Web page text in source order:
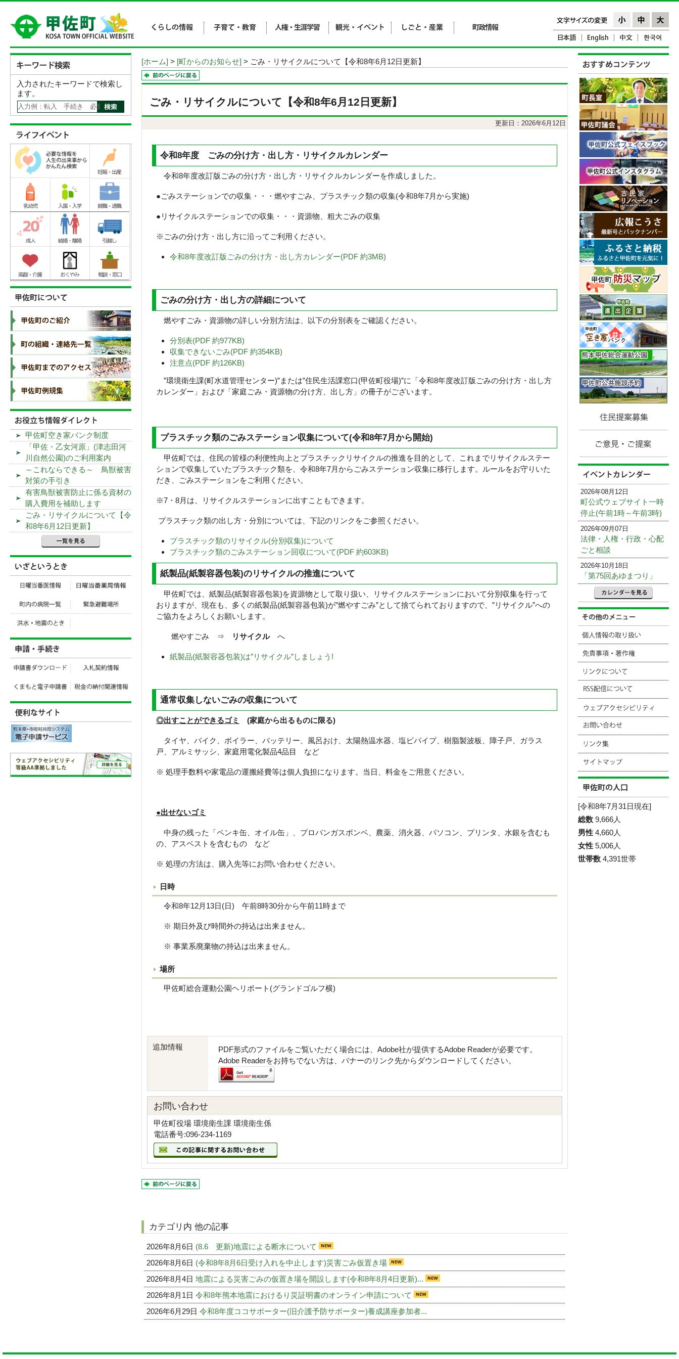
[ホーム] > [町からのお知らせ] > ごみ・リサイクルについて【令和8年6月12日更新】
ごみ・リサイクルについて【令和8年6月12日更新】
更新日：2026年6月12日
令和8年度 ごみの分け方・出し方・リサイクルカレンダー
令和8年度改訂版ごみの分け方・出し方・リサイクルカレンダーを作成しました。
●ごみステーションでの収集・・・燃やすごみ、プラスチック類の収集(令和8年7月から実施)
●リサイクルステーションでの収集・・・資源物、粗大ごみの収集
※ごみの分け方・出し方に沿ってご利用ください。
令和8年度改訂版ごみの分け方・出し方カレンダー(PDF 約3MB)
ごみの分け方・出し方の詳細について
燃やすごみ・資源物の詳しい分別方法は、以下の分別表をご確認ください。
分別表(PDF 約977KB)
収集できないごみ(PDF 約354KB)
注意点(PDF 約126KB)
”環境衛生課(町水道管理センター)”または”住民生活課窓口(甲佐町役場)”に「令和8年度改訂版ごみの分け方・出し方
カレンダー」および「家庭ごみ・資源物の分け方、出し方」の冊子がございます。
プラスチック類のごみステーション収集について(令和8年7月から開始)
甲佐町では、住民の皆様の利便性向上とプラスチックリサイクルの推進を目的として、これまでリサイクルステー
ションで収集していたプラスチック類を、令和8年7月からごみステーション収集に移行します。ルールをお守りいた
だき、ごみステーションをご利用ください。
※7・8月は、リサイクルステーションに出すこともできます。
プラスチック類の出し方・分別については、下記のリンクをご参照ください。
プラスチック類のリサイクル(分別収集)について
プラスチック類のごみステーション回収について(PDF 約603KB)
紙製品(紙製容器包装)のリサイクルの推進について
甲佐町では、紙製品(紙製容器包装)を資源物として取り扱い、リサイクルステーションにおいて分別収集を行って
おりますが、現在も、多くの紙製品(紙製容器包装)が”燃やすごみ”として捨てられておりますので、”リサイクル”への
ご協力をよろしくお願いします。
燃やすごみ ⇒ リサイクルへ
紙製品(紙製容器包装)は”リサイクル”しましょう!
通常収集しないごみの収集について
◎出すことができるゴミ (家庭から出るものに限る)
タイヤ、バイク、ボイラー、バッテリー、風呂おけ、太陽熱温水器、塩ビパイプ、樹脂製波板、障子戸、ガラス
戸、アルミサッシ、家庭用電化製品4品目 など
※ 処理手数料や家電品の運搬経費等は個人負担になります。当日、料金をご用意ください。
●出せないゴミ
中身の残った「ペンキ缶、オイル缶」、プロパンガスボンベ、農薬、消火器、パソコン、プリンタ、水銀を含むも
の、アスベストを含むもの など
※ 処理の方法は、購入先等にお問い合わせください。
日時
令和8年12月13日(日) 午前8時30分から午前11時まで
※ 期日外及び時間外の持込は出来ません。
※ 事業系廃棄物の持込は出来ません。
場所
甲佐町総合運動公園ヘリポート(グランドゴルフ横)
追加情報
PDF形式のファイルをご覧いただく場合には、Adobe社が提供するAdobe Readerが必要です。
Adobe Readerをお持ちでない方は、バナーのリンク先からダウンロードしてください。
お問い合わせ
甲佐町役場 環境衛生課 環境衛生係
電話番号:096-234-1169
カテゴリ内 他の記事
2026年8月6日 (8.6 更新)地震による断水について
2026年8月6日 (令和8年8月6日受け入れを中止します)災害ごみ仮置き場
2026年8月4日 地震による災害ごみの仮置き場を開設します(令和8年8月4日更新)...
2026年8月1日 令和8年熊本地震におけるり災証明書のオンライン申請について
2026年6月29日 令和8年度ココサポーター(旧介護予防サポーター)養成講座参加者...
2026年08月12日
町公式ウェブサイト一時
停止(午前1時～午前3時)
2026年09月07日
法律・人権・行政・心配
ごと相談
2026年10月18日
「第75回あゆまつり」
[令和8年7月31日現在]
総数 9,666人
男性 4,660人
女性 5,006人
世帯数 4,391世帯
入力されたキーワードで検索し
ます。
甲佐町空き家バンク制度
「甲佐・乙女河原」(津志田河
川自然公園)のご利用案内
～これならできる～ 鳥獣被害
対策の手引き
有害鳥獣被害防止に係る資材の
購入費用を補助します
ごみ・リサイクルについて【令
和8年6月12日更新】